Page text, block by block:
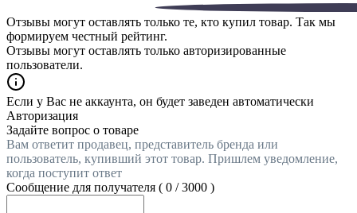
Отзывы могут оставлять только те, кто купил товар. Так мы
формируем честный рейтинг.
Отзывы могут оставлять только авторизированные
пользователи.
Если у Вас не аккаунта, он будет заведен автоматически
Авторизация
Задайте вопрос о товаре
Вам ответит продавец, представитель бренда или
пользователь, купивший этот товар. Пришлем уведомление,
когда поступит ответ
Сообщение для получателя ( 0 /3000 )